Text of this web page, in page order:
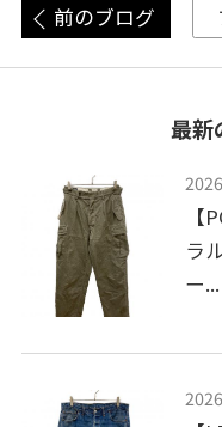
前のブログ
最新
【
ラ
ー...